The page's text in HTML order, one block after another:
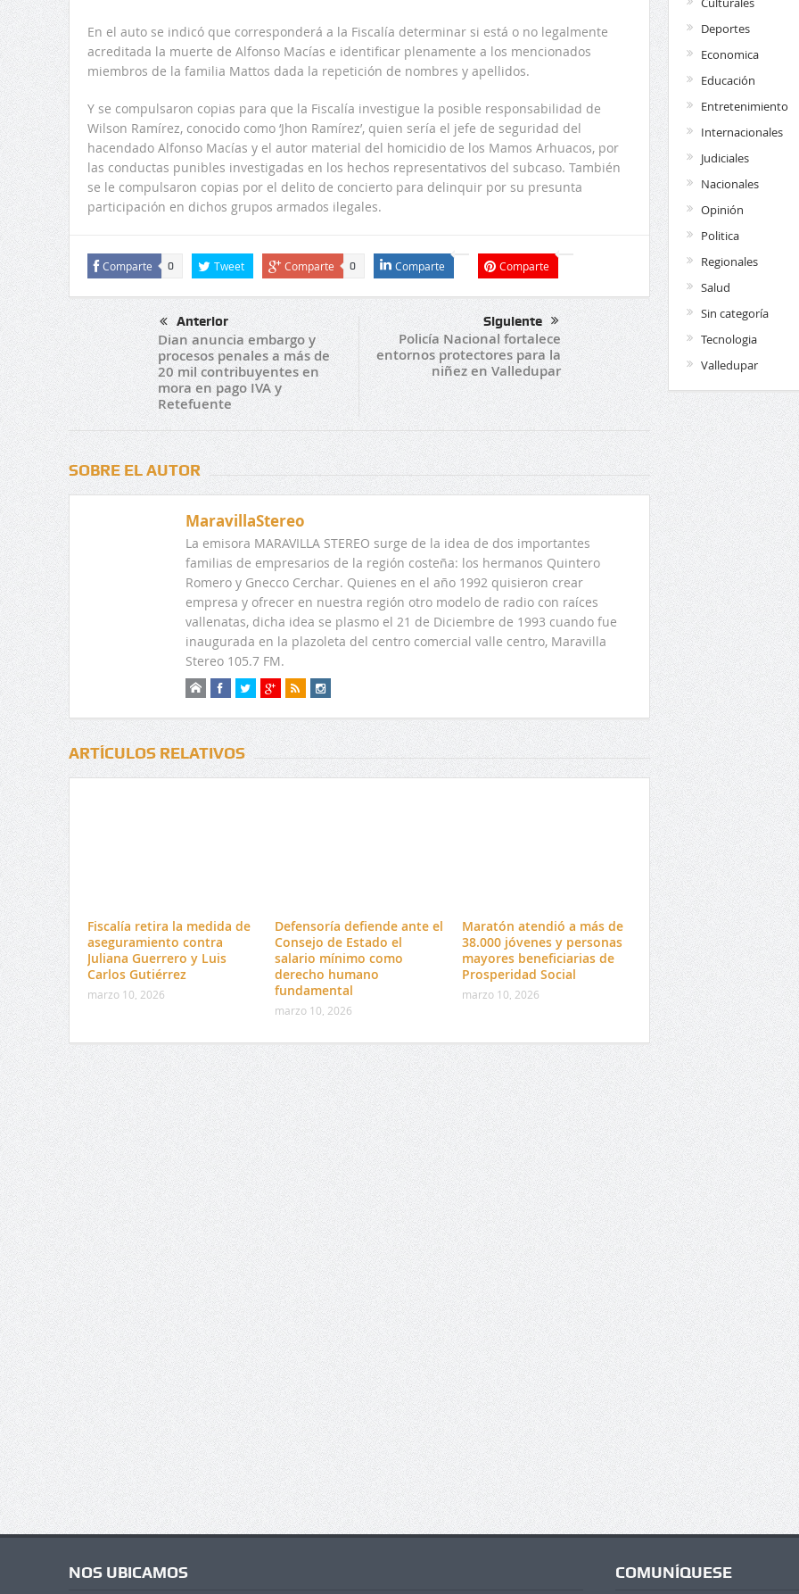
En el auto se indicó que corresponderá a la Fiscalía determinar si está o no legalmente
acreditada la muerte de Alfonso Macías e identificar plenamente a los mencionados
miembros de la familia Mattos dada la repetición de nombres y apellidos.
Y se compulsaron copias para que la Fiscalía investigue la posible responsabilidad de
Wilson Ramírez, conocido como ‘Jhon Ramírez’, quien sería el jefe de seguridad del
hacendado Alfonso Macías y el autor material del homicidio de los Mamos Arhuacos, por
las conductas punibles investigadas en los hechos representativos del subcaso. También
se le compulsaron copias por el delito de concierto para delinquir por su presunta
participación en dichos grupos armados ilegales.
Comparte 0 Tweet Comparte 0 Comparte Comparte
Anterior
Dian anuncia embargo y
procesos penales a más de
20 mil contribuyentes en
mora en pago IVA y
Retefuente
Siguiente
Policía Nacional fortalece
entornos protectores para la
niñez en Valledupar
SOBRE EL AUTOR
MaravillaStereo
La emisora MARAVILLA STEREO surge de la idea de dos importantes
familias de empresarios de la región costeña: los hermanos Quintero
Romero y Gnecco Cerchar. Quienes en el año 1992 quisieron crear
empresa y ofrecer en nuestra región otro modelo de radio con raíces
vallenatas, dicha idea se plasmo el 21 de Diciembre de 1993 cuando fue
inaugurada en la plazoleta del centro comercial valle centro, Maravilla
Stereo 105.7 FM.
ARTÍCULOS RELATIVOS
Fiscalía retira la medida de
aseguramiento contra
Juliana Guerrero y Luis
Carlos Gutiérrez
marzo 10, 2026
Defensoría defiende ante el
Consejo de Estado el
salario mínimo como
derecho humano
fundamental
marzo 10, 2026
Maratón atendió a más de
38.000 jóvenes y personas
mayores beneficiarias de
Prosperidad Social
marzo 10, 2026
Deportes
Economica
Educación
Entretenimiento
Internacionales
Judiciales
Nacionales
Opinión
Politica
Regionales
Salud
Sin categoría
Tecnologia
Valledupar
NOS UBICAMOS COMUNÍQUESE